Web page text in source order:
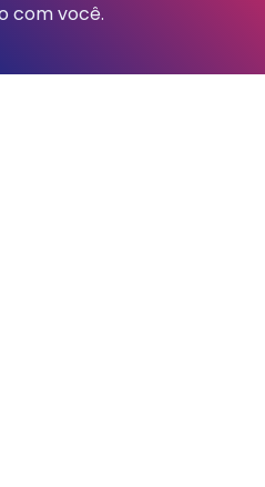
com você.